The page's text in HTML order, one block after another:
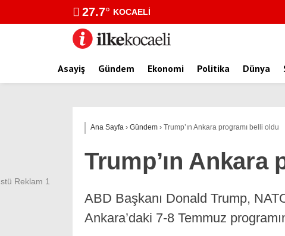
27.7° KOCAELI
Asayiş Gündem Ekonomi Politika Dünya
Ana Sayfa › Gündem › Trump’ın Ankara programı belli oldu
Trump’ın Ankara
ABD Başkanı Donald Trump,
Ankara’daki 7-8 Temmuz